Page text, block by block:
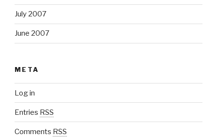
July 2007
June 2007
META
Log in
Entries RSS
Comments RSS